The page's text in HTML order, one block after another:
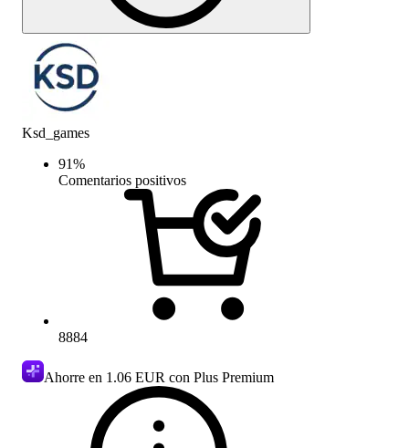
Ksd_games
91%
Comentarios positivos
8884
Ahorre en 1.06 EUR con Plus Premium